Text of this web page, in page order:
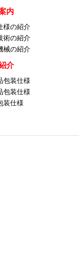
内
様の紹介
術の紹介
械の紹介
介
包装仕様
包装仕様
装仕様